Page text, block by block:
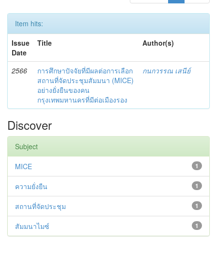
Item hits:
Issue
Date
Title Author(s)
2566
การศึกษาปัจจัยที่มีผลต่อการเลือก
สถานที่จัดประชุมสัมมนา (MICE)
อย่างยั่งยืนของคน
กรุงเทพมหานครที่มีต่อเมืองรอง
กนกวรรณ เสนีย์
Discover
Subject
1
MICE
1
ความยั่งยืน
1
สถานที่จัดประชุม
1
สัมมนาไมซ์